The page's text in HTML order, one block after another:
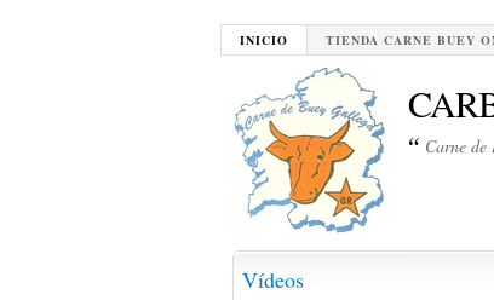
INICIO TIENDA CARNE BUEY
“ Carne de
Vídeos